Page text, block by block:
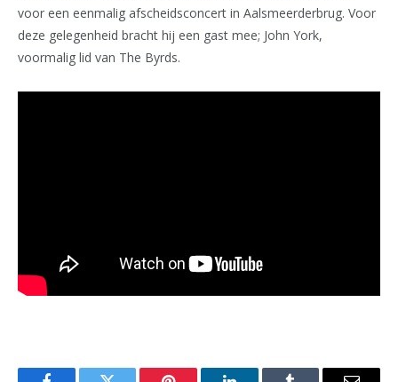
voor een eenmalig afscheidsconcert in Aalsmeerderbrug. Voor
deze gelegenheid bracht hij een gast mee; John York,
voormalig lid van The Byrds.